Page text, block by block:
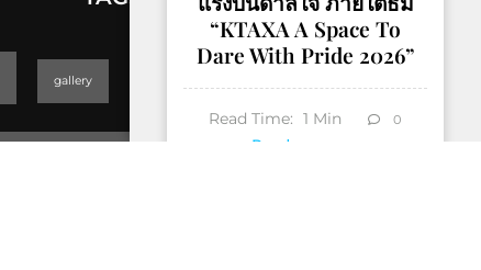
“KTAXA A Space To
Dare With Pride 2026”
Read Time: 1 Min 0
Read more
gallery lifestyle
Trending